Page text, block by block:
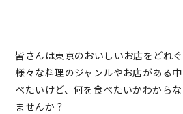
皆さんは東京のおいしいお店をどれ
様々な料理のジャンルやお店がある
べたいけど、何を食べたいかわから
ませんか？